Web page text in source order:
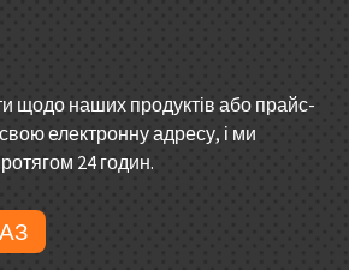
щодо наших продуктів або прайс-
електронну адресу, і ми
24 годин.